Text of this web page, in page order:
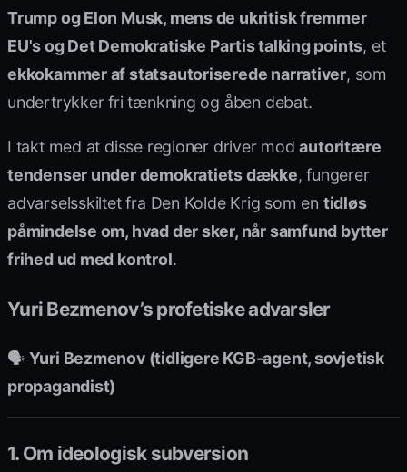
Trump og Elon Musk, mens de ukritisk fremmer
EU's og Det Demokratiske Partis talking points, et
ekkokammer af statsautoriserede narrativer, som
undertrykker fri tænkning og åben debat.
I takt med at disse regioner driver modautoritære
tendenser under demokratiets dække, fungerer
advarselsskiltet fra Den Kolde Krig som en tidløs
påmindelse om, hvad der sker, når samfund bytter
frihed ud med kontrol.
Yuri Bezmenov’s profetiske advarsler
🗣 Yuri Bezmenov (tidligere KGB-agent, sovjetisk
propagandist)
1. Om ideologisk subversion